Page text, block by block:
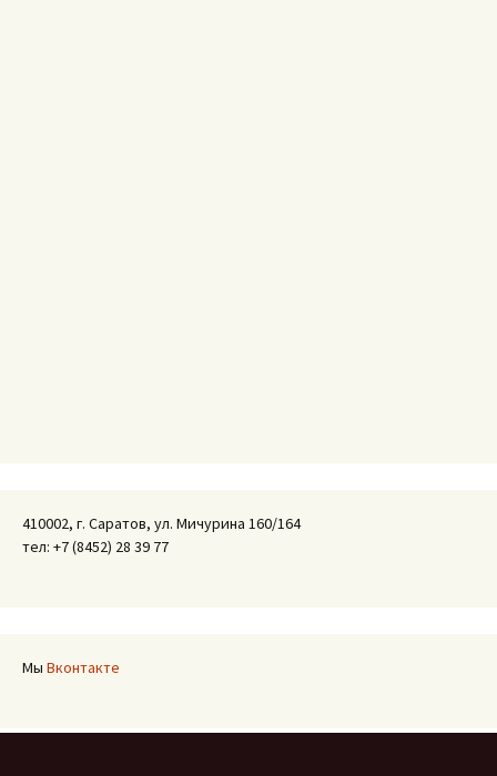
410002, г. Саратов, ул. Мичурина 160/164
тел: +7 (8452) 28 39 77
Мы Вконтакте